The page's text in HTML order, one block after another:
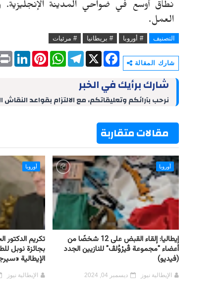
نطاق أوسع في ضواحي المدينة
العمل.
التصنيف # أوروبا # بريطانيا # مرئيات
شارك المقالة
P
r
L
I
P
e
W
h
p
T
e
g
a
X
F
a
b
o
شارك برأيك في الخبر
نرحب بآرائكم وتعليقاتكم، مع الالتزام بقواعد
مقالات متقاربة
أوروبا
إيطاليا: إلقاء القبض على 12 شخصًا من
أعضاء "مجموعة ڤيرْوُلڤ" للنازيين الجدد
(فيديو)
الإيطالية نيوز ديسمبر 04, 2024
أوروبا
تكريم الدكتور
بجائزة نوبل
الإيطالية
الإيطالية نيوز